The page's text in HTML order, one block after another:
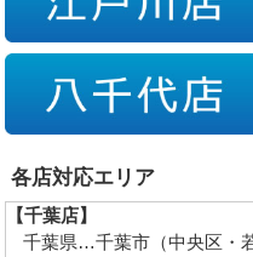
各店対応エリア
【千葉店】
千葉県…千葉市（中央区・